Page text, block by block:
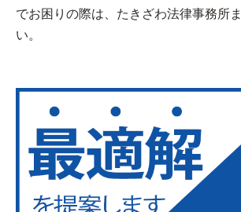
でお困りの際は、たきざわ法律事務所
い。